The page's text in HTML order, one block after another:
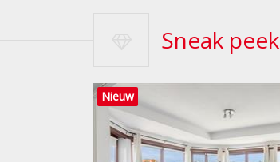
Sneak peek
Nieuw